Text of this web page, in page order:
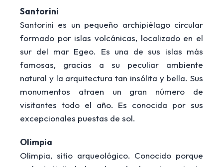
Santorini
Santorini es un pequeño archipiélago circular
formado por islas volcánicas, localizado en el
sur del mar Egeo. Es una de sus islas más
famosas, gracias a su peculiar ambiente
natural y la arquitectura tan insólita y bella. Sus
monumentos atraen un gran número de
visitantes todo el año. Es conocida por sus
excepcionales puestas de sol.
Olimpia
Olimpia, sitio arqueológico. Conocido porque